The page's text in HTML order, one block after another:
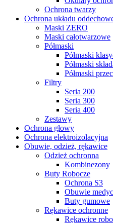
Ochrona twarzy
Ochrona układu
Maski ZERO
Maski całotwarzowe
Półmaski
Półmaski
Półmaski
Półmaski
Filtry
Seria 200
Seria 300
Seria 400
Zestawy
Ochrona głowy
Ochrona elektroizolacyjna
Obuwie, odzież, rękawice
Odzież ochronna
Kombinezony
Buty Robocze
Ochrona S3
Obuwie
Buty gumowe
Rękawice ochronne
Rękawice